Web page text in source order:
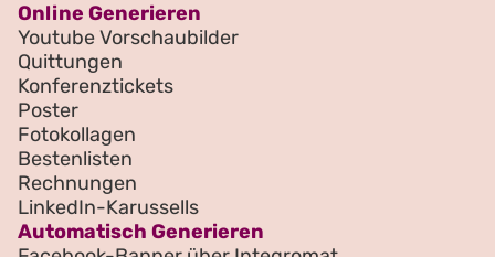
Online Generieren
Youtube Vorschaubilder
Quittungen
Konferenztickets
Poster
Fotokollagen
Bestenlisten
Rechnungen
LinkedIn-Karussells
Automatisch Generieren